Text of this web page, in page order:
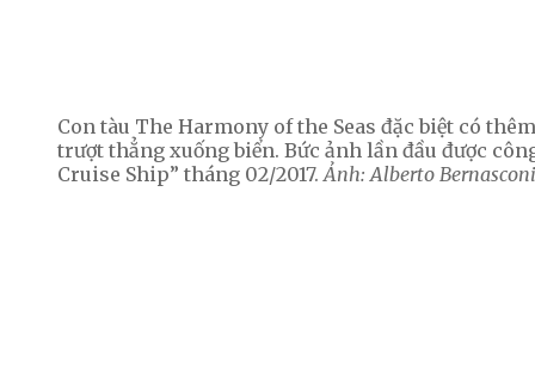
Con tàu The Harmony of the Seas đặc biệt có
trượt thẳng xuống biển. Bức ảnh lần đầu được
Cruise Ship” tháng 02/2017. Ảnh: Alberto